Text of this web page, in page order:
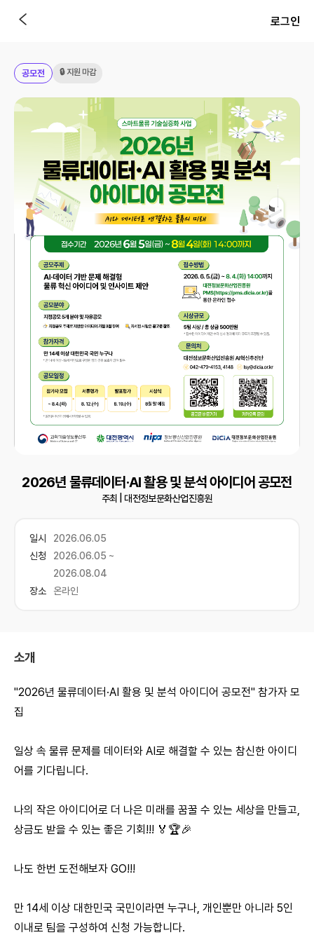
로그인
공모전 🔒 지원 마감
2026년 물류데이터·AI 활용 및 분석 아이디어 공모전
주최 | 대전정보문화산업진흥원
일시
2026.06.05
신청
2026.06.05 ~
2026.08.04
장소
온라인
소개
"2026년 물류데이터·AI 활용 및 분석 아이디어 공모전" 참가자 모
집
일상 속 물류 문제를 데이터와 AI로 해결할 수 있는 참신한 아이디
어를 기다립니다.
나의 작은 아이디어로 더 나은 미래를 꿈꿀 수 있는 세상을 만들고,
상금도 받을 수 있는 좋은 기회!!! 🏅🏆🎉
​나도 한번 도전해보자 GO!!!
만 14세 이상 대한민국 국민이라면 누구나, 개인뿐만 아니라 5인
이내로 팀을 구성하여 신청 가능합니다.